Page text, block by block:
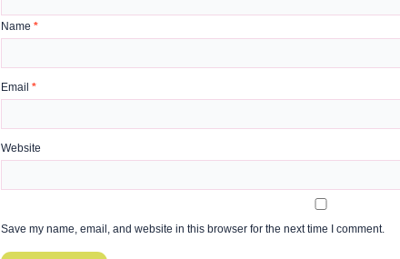
Name *
Email *
Website
Save my name, email, and website in this browser for the next time I comment.